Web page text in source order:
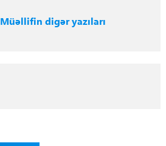
Müəllifin digər yazıları